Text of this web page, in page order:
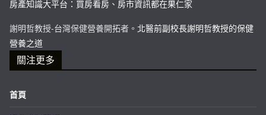
房產知識大平台：買房看房、房市資訊都在果仁家
謝明哲教授-台灣保健營養開拓者。 北醫前副校長謝明哲教授的保健
營養之道
關注更多
首頁